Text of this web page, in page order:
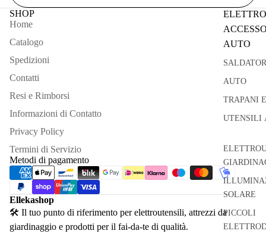
AUTO
AUTO
TRAPANI
UTENSILI
SOLARE
PICCOLI
SHOP
Home
Catalogo
Spedizioni
Contatti
Resi e Rimborsi
Informazioni di Contatto
Privacy Policy
Termini di Servizio
Metodi di pagamento
Ellekashop
🛠 Il tuo punto di riferimento per elettroutensili, attrezzi da
giardinaggio e prodotti per il fai-da-te di qualità.